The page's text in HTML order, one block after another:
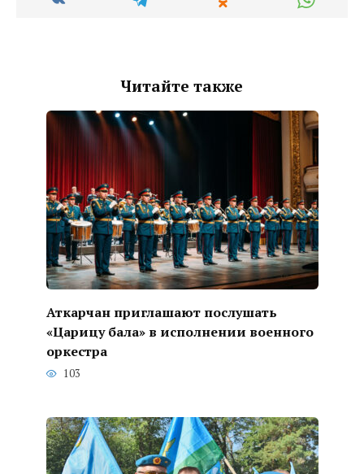
Читайте также
Аткарчан приглашают послушать
«Царицу бала» в исполнении военного
оркестра
103